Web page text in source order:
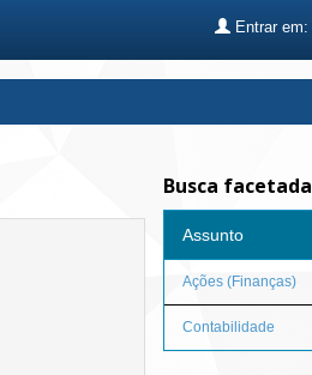
Entrar em:
Busca facetada
Assunto
Ações (Finanças)
Contabilidade